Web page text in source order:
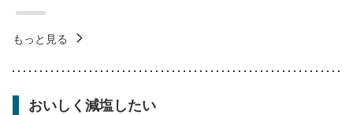
もっと見る
おいしく減塩したい